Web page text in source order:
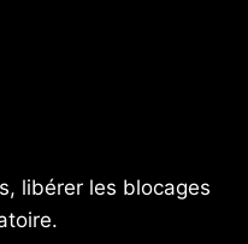
libérer les blocages